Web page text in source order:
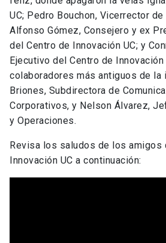
UC; Pedro Bouchon, Vicerrector
Alfonso Gómez, Consejero y ex
del Centro de Innovación UC; y
Ejecutivo del Centro de Innovación
colaboradores más antiguos de la
Briones, Subdirectora de
Corporativos, y Nelson Álvarez,
y Operaciones.
Revisa los saludos de los amigos
Innovación UC a continuación: